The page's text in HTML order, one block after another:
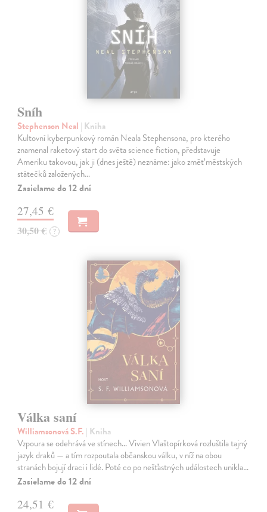
Sníh
Stephenson Neal | Kniha
Kultovní kyberpunkový román Neala Stephensona, pro kterého
znamenal raketový start do světa science fiction, představuje
Ameriku takovou, jak ji (dnes ještě) neznáme: jako změť městských
státečků založených…
Zasielame do 12 dní
27,45 €
30,50 € ?
Válka saní
Williamsonová S.F. | Kniha
Vzpoura se odehrává ve stínech… Vivien Vlaštopírková rozluštila tajný
jazyk draků — a tím rozpoutala občanskou válku, v níž na obou
stranách bojují draci i lidé. Poté co po nešťastných událostech unikla…
Zasielame do 12 dní
24,51 €